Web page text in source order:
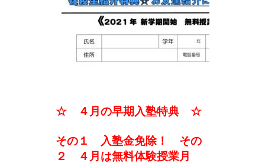
☆ ４月の早期入塾特典 ☆
その１ 入塾金免除！ その
２ ４月は無料体験授業月